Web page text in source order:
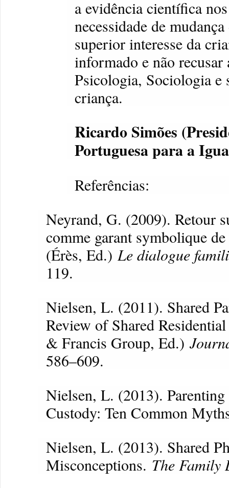
a evidência científica
necessidade de
superior interesse da
informado e não
Psicologia, Sociologia e
criança.
Ricardo Simões
Portuguesa para a
Referências:
Neyrand, G. (2009). Retour
comme garant symbolique
(Érès, Ed.)Le dialogue
119.
Nielsen, L. (2011). Shared
Review of Shared
& Francis Group, Ed.)
586–609.
Nielsen, L. (2013).
Custody: Ten Common
Nielsen, L. (2013). Shared
Misconceptions. The Family